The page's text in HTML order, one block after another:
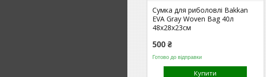
Сумка для риболовлі Bakkan
EVA Gray Woven Bag 40л
48x28x23см
500 ₴
Готово до відправки
Купити